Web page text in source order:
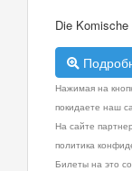
Die
Нажимая на
покидаете наш
На сайте
политика
Билеты на это